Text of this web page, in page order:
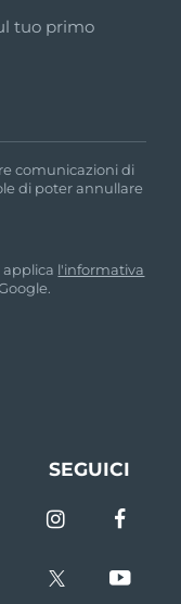
tuo primo
comunicazioni di
di poter annullare
applica l'informativa
SEGUICI